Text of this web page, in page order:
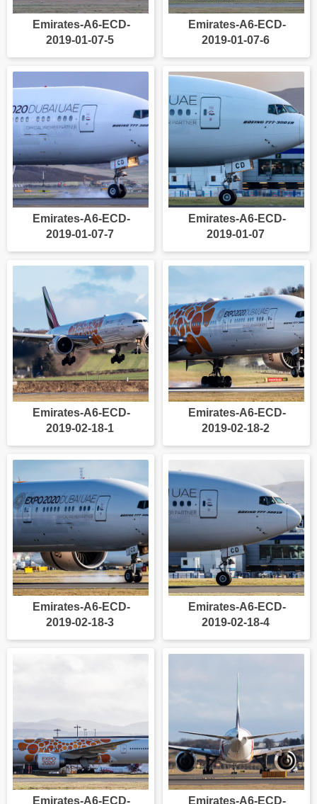
Emirates-A6-ECD-
2019-01-07-5
Emirates-A6-ECD-
2019-01-07-6
Emirates-A6-ECD-
2019-01-07-7
Emirates-A6-ECD-
2019-01-07
Emirates-A6-ECD-
2019-02-18-1
Emirates-A6-ECD-
2019-02-18-2
Emirates-A6-ECD-
2019-02-18-3
Emirates-A6-ECD-
2019-02-18-4
Emirates-A6-ECD-
Emirates-A6-ECD-